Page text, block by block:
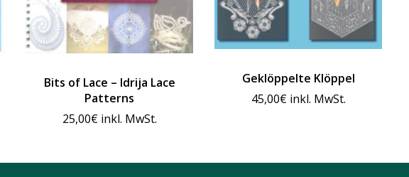
Bits of Lace – Idrija Lace
Patterns
25,00€ inkl. MwSt.
Geklöppelte Klöppel
45,00€ inkl. MwSt.